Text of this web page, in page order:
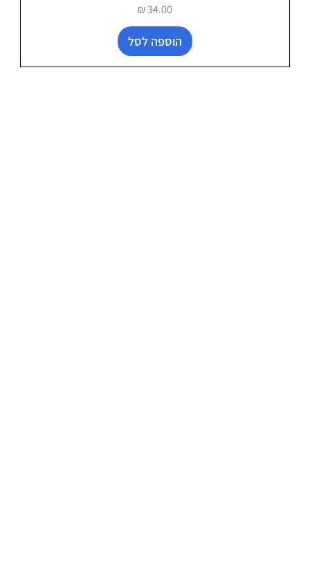
מחיר
הוספה לסל